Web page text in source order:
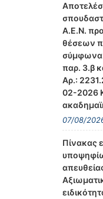
Α.Ε.Ν.
θέσεων
σύμφωνα
παρ. 3.β
Αρ.:
02-2026
07/08/
Πίνακας